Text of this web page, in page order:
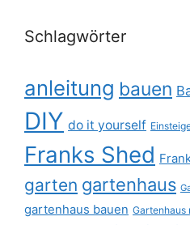
Schlagwörter
anleitung bauen
DIY do it yourself
Franks Shed
garten gartenhaus
gartenhaus bauen Gartenhaus